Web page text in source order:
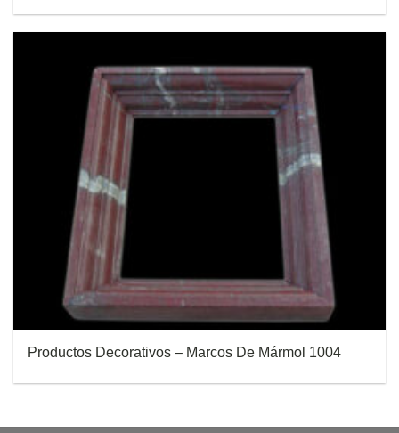
Productos Decorativos – Marcos De Mármol 1004